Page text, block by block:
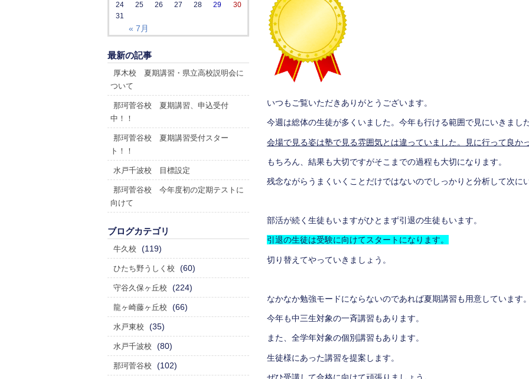
いつもご覧いただきありがとうございます。
今週は総体の生徒が多くいました。今年も行ける範囲で見にいきました
会場で見る姿は塾で見る雰囲気とは違っていました。見に行って良か
もちろん、結果も大切ですがそこまでの過程も大切になります。
残念ながらうまくいくことだけではないのでしっかりと分析して次に
部活が続く生徒もいますがひとまず引退の生徒もいます。
引退の生徒は受験に向けてスタートになります。
切り替えてやっていきましょう。
なかなか勉強モードにならないのであれば夏期講習も用意しています。
今年も中三生対象の一斉講習もあります。
また、全学年対象の個別講習もあります。
生徒様にあった講習を提案します。
ぜひ受講して合格に向けて頑張りましょう。
« 7月
24
25 26 27 28 29
30
31
最新の記事
厚木校 夏期講習・県立高校説明会に
ついて
那珂菅谷校 夏期講習、申込受付
中！！
那珂菅谷校 夏期講習受付スター
ト！！
水戸千波校 目標設定
那珂菅谷校 今年度初の定期テストに
向けて
ブログカテゴリ
牛久校 (119)
ひたち野うしく校 (60)
守谷久保ヶ丘校 (224)
龍ヶ崎藤ヶ丘校 (66)
水戸東校 (35)
水戸千波校 (80)
那珂菅谷校 (102)